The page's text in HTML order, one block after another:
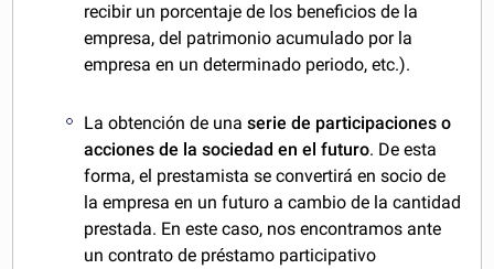
recibir un porcentaje de los beneficios de la
empresa, del patrimonio acumulado por la
empresa en un determinado periodo, etc.).
La obtención de una serie de participaciones o
acciones de la sociedad en el futuro. De esta
forma, el prestamista se convertirá en socio de
la empresa en un futuro a cambio de la cantidad
prestada. En este caso, nos encontramos ante
un contrato de préstamo participativo